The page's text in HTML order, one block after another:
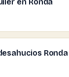
Ronda